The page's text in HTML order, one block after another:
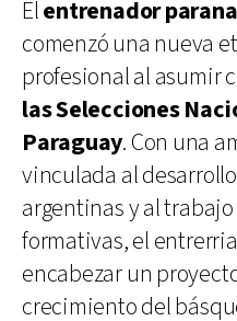
Elentrenador
comenzó una nueva
profesional al asumir
las Selecciones
Paraguay. Con una
vinculada al
argentinas y al
formativas, el
encabezar un
crecimiento del